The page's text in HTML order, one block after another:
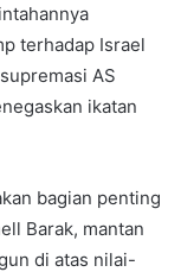
terhadap Israel
AS
ikatan
bagian penting
Barak, mantan
di atas nilai-